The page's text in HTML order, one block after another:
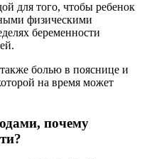
для того, чтобы ребенок
физическими
беременности
болью в пояснице и
на время может
почему